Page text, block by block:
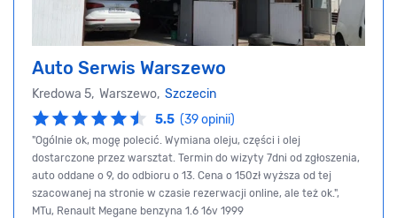
Auto Serwis Warszewo
Kredowa 5, Warszewo, Szczecin
5.5 (39 opinii)
"Ogólnie ok, mogę polecić. Wymiana oleju, części i olej
dostarczone przez warsztat. Termin do wizyty 7dni od zgłoszenia,
auto oddane o 9, do odbioru o 13. Cena o 150zł wyższa od tej
szacowanej na stronie w czasie rezerwacji online, ale też ok.",
MTu, Renault Megane benzyna 1.6 16v 1999